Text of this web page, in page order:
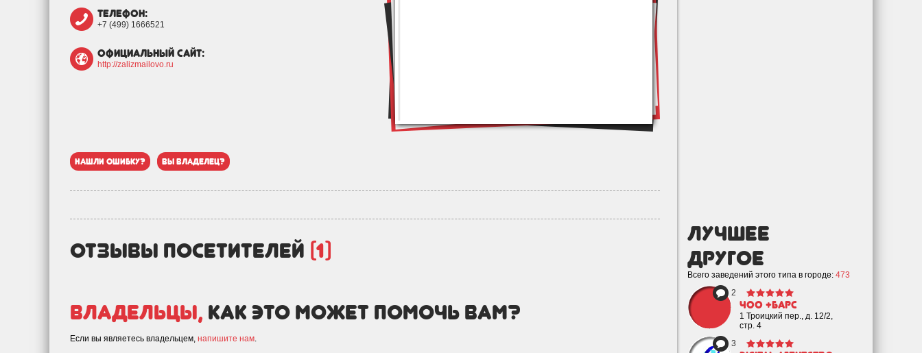
лучшее
Другое
Всего заведений этого типа в городе: 473
2
ЧОО +Барс
1 Троицкий пер., д. 12/2,
стр. 4
3
телефон:
+7 (499) 1666521
официальный сайт:
http://zalizmailovo.ru
нашли ошибку? вы владелец?
отзывы посетителей (1)
Владельцы, как это может помочь вам?
Если вы являетесь владельцем, напишите нам.